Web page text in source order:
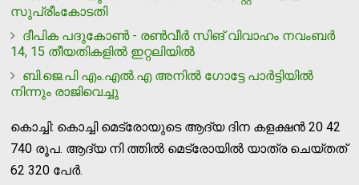
സുപ്രീംകോടതി
ദീപിക പദുകോണ്‍ - രണ്‍വീര്‍ സിങ് വിവാഹം നവംബര്‍
14, 15 തീയതികളില്‍ ഇറ്റലിയില്‍
ബി.ജെ.പി എം.എല്‍.എ അനില്‍ ഗോട്ടേ പാര്‍ട്ടിയില്‍
നിന്നും രാജിവെച്ചു
കൊച്ചി: കൊച്ചി മെട്രോയുടെ ആദ്യ ദിന കളക്ഷൻ 20 42
740 രൂപ. ആദ്യ നി ത്തിൽ മെട്രോയിൽ യാത്ര ചെയ്തത്
62 320 പേർ.